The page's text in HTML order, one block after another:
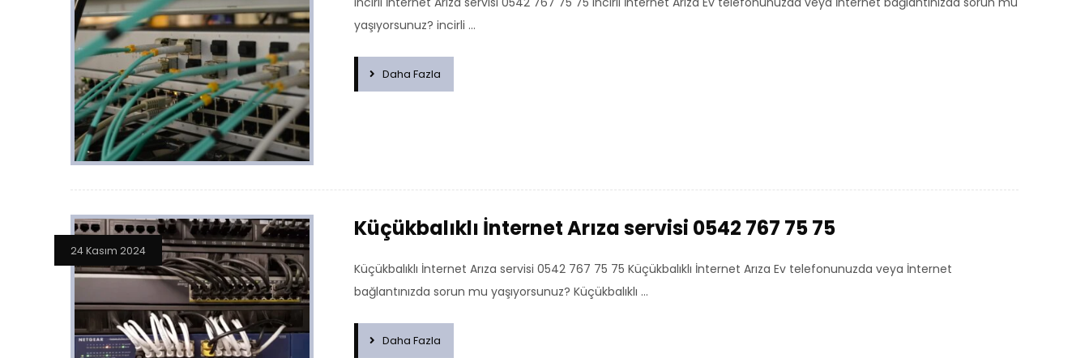
yaşıyorsunuz? incirli ...
Daha Fazla
Küçükbalıklı İnternet Arıza servisi 0542 767 75 75
24 Kasım 2024
Küçükbalıklı İnternet Arıza servisi 0542 767 75 75 Küçükbalıklı İnternet Arıza Ev telefonunuzda veya İnternet
bağlantınızda sorun mu yaşıyorsunuz? Küçükbalıklı ...
Daha Fazla